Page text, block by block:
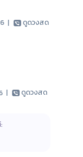
| ดูดวงสด
| ดูดวงสด